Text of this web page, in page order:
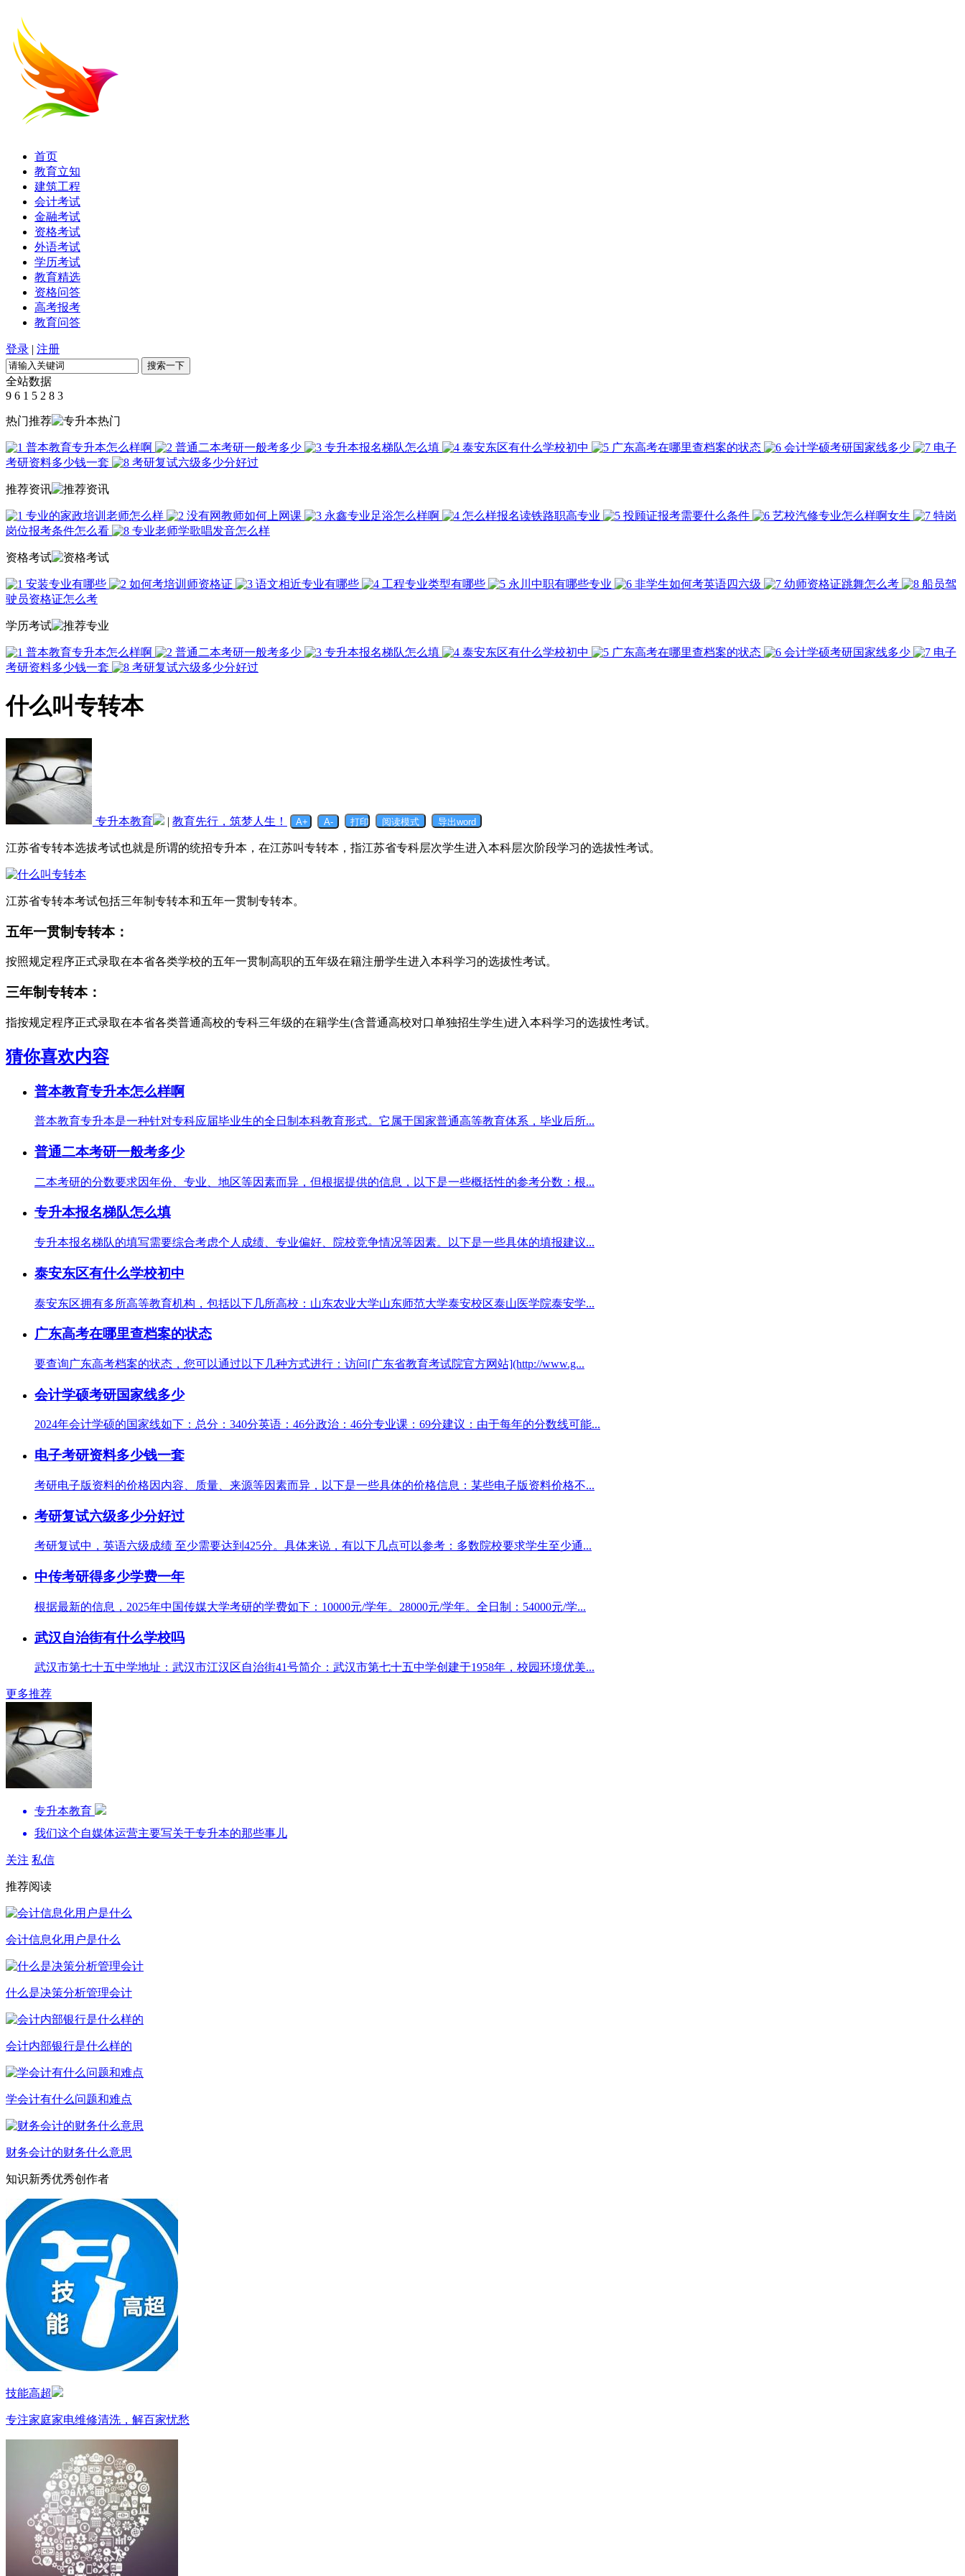
首页
教育立知
建筑工程
会计考试
金融考试
资格考试
外语考试
学历考试
教育精选
资格问答
高考报考
教育问答
登录 | 注册
全站数据
9 6 1 5 2 8 3
热门推荐
普本教育专升本怎么样啊 普通二本考研一般考多少 专升本报名梯队怎么填 泰安东区有什么学校初中 广东高考在哪里查档案的状态 会计学硕考研国家线多少
电子
考研资料多少钱一套
考研复试六级多少分好过
推荐资讯
专业的家政培训老师怎么样 没有网教师如何上网课 永鑫专业足浴怎么样啊 怎么样报名读铁路职高专业 投顾证报考需要什么条件 艺校汽修专业怎么样啊女生
特岗
岗位报考条件怎么看
专业老师学歌唱发音怎么样
资格考试
安装专业有哪些 如何考培训师资格证 语文相近专业有哪些 工程专业类型有哪些 永川中职有哪些专业 非学生如何考英语四六级 幼师资格证跳舞怎么考
船员驾
驶员资格证怎么考
学历考试
普本教育专升本怎么样啊 普通二本考研一般考多少 专升本报名梯队怎么填 泰安东区有什么学校初中 广东高考在哪里查档案的状态 会计学硕考研国家线多少
电子
考研资料多少钱一套
考研复试六级多少分好过
什么叫专转本
专升本教育 | 教育先行，筑梦人生！
江苏省专转本选拔考试也就是所谓的统招专升本，在江苏叫专转本，指江苏省专科层次学生进入本科层次阶段学习的选拔性考试。
江苏省专转本考试包括三年制专转本和五年一贯制专转本。
五年一贯制专转本：
按照规定程序正式录取在本省各类学校的五年一贯制高职的五年级在籍注册学生进入本科学习的选拔性考试。
三年制专转本：
指按规定程序正式录取在本省各类普通高校的专科三年级的在籍学生(含普通高校对口单独招生学生)进入本科学习的选拔性考试。
猜你喜欢内容
普本教育专升本怎么样啊
普本教育专升本是一种针对专科应届毕业生的全日制本科教育形式。它属于国家普通高等教育体系，毕业后所...
普通二本考研一般考多少
二本考研的分数要求因年份、专业、地区等因素而异，但根据提供的信息，以下是一些概括性的参考分数：根...
专升本报名梯队怎么填
专升本报名梯队的填写需要综合考虑个人成绩、专业偏好、院校竞争情况等因素。以下是一些具体的填报建议...
泰安东区有什么学校初中
泰安东区拥有多所高等教育机构，包括以下几所高校：山东农业大学山东师范大学泰安校区泰山医学院泰安学...
广东高考在哪里查档案的状态
要查询广东高考档案的状态，您可以通过以下几种方式进行：访问[广东省教育考试院官方网站](http://www.g...
会计学硕考研国家线多少
2024年会计学硕的国家线如下：总分：340分英语：46分政治：46分专业课：69分建议：由于每年的分数线可能...
电子考研资料多少钱一套
考研电子版资料的价格因内容、质量、来源等因素而异，以下是一些具体的价格信息：某些电子版资料价格不...
考研复试六级多少分好过
考研复试中，英语六级成绩 至少需要达到425分。具体来说，有以下几点可以参考：多数院校要求学生至少通...
中传考研得多少学费一年
根据最新的信息，2025年中国传媒大学考研的学费如下：10000元/学年。28000元/学年。全日制：54000元/学...
武汉自治街有什么学校吗
武汉市第七十五中学地址：武汉市江汉区自治街41号简介：武汉市第七十五中学创建于1958年，校园环境优美...
更多推荐
专升本教育
我们这个自媒体运营主要写关于专升本的那些事儿
关注 私信
推荐阅读
会计信息化用户是什么
什么是决策分析管理会计
会计内部银行是什么样的
学会计有什么问题和难点
财务会计的财务什么意思
知识新秀优秀创作者
技能高超
专注家庭家电维修清洗，解百家忧愁